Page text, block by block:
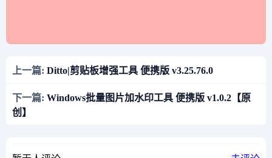
上一篇: Ditto|剪贴板增强工具 便携版 v3.25.76.0
下一篇: Windows批量图片加水印工具 便携版 v1.0.2【原
创】